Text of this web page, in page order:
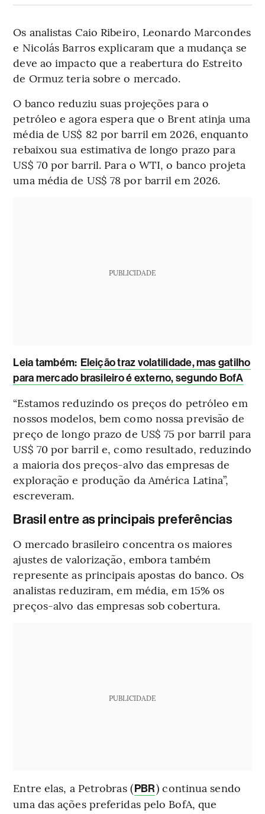
Os analistas Caio Ribeiro, Leonardo Marcondes
e Nicolás Barros explicaram que a mudança se
deve ao impacto que a reabertura do Estreito
de Ormuz teria sobre o mercado.
O banco reduziu suas projeções para o
petróleo e agora espera que o Brent atinja uma
média de US$ 82 por barril em 2026, enquanto
rebaixou sua estimativa de longo prazo para
US$ 70 por barril. Para o WTI, o banco projeta
uma média de US$ 78 por barril em 2026.
PUBLICIDADE
Leia também: Eleição traz volatilidade, mas gatilho
para mercado brasileiro é externo, segundo BofA
“Estamos reduzindo os preços do petróleo em
nossos modelos, bem como nossa previsão de
preço de longo prazo de US$ 75 por barril para
US$ 70 por barril e, como resultado, reduzindo
a maioria dos preços-alvo das empresas de
exploração e produção da América Latina”,
escreveram.
Brasil entre as principais preferências
O mercado brasileiro concentra os maiores
ajustes de valorização, embora também
represente as principais apostas do banco. Os
analistas reduziram, em média, em 15% os
preços-alvo das empresas sob cobertura.
PUBLICIDADE
Entre elas, a Petrobras (PBR) continua sendo
uma das ações preferidas pelo BofA, que